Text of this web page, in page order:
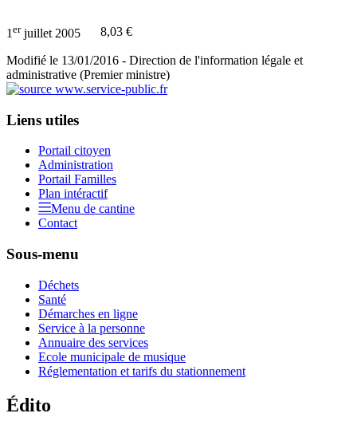
1 erjuillet 2005 8,03 €
Modifié le 13/01/2016 - Direction de l'information légale et
administrative (Premier ministre)
Liens utiles
Portail citoyen
Administration
Portail Familles
Plan intéractif
Menu de cantine
Contact
Sous-menu
Déchets
Santé
Démarches en ligne
Service à la personne
Annuaire des services
Ecole municipale de musique
Réglementation et tarifs du stationnement
Édito